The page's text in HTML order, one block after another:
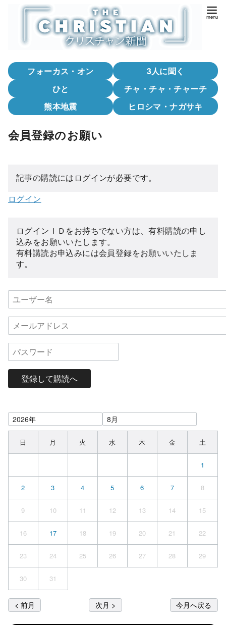
フォーカス・オン
3人に聞く
ひと
チャ・チャ・チャーチ
熊本地震
ヒロシマ・ナガサキ
会員登録のお願い
記事の購読にはログインが必要です。
ログイン
ログインＩＤをお持ちでない方は、有料購読の申し
込みをお願いいたします。
有料講読お申込みには会員登録をお願いいたしま
す。
登録して購読へ
日 月 火 水 木 金 土
1
2 3 4 5 6 7 8
9 10 11 12 13 14 15
16 17 18 19 20 21 22
23 24 25 26 27 28 29
30 31
< 前月 次月 > 今月へ戻る